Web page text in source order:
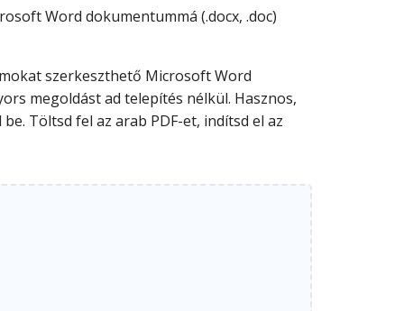
Word dokumentummá (.docx, .doc)
szerkeszthető Microsoft Word
megoldást ad telepítés nélkül. Hasznos,
Töltsd fel az arab PDF-et, indítsd el az